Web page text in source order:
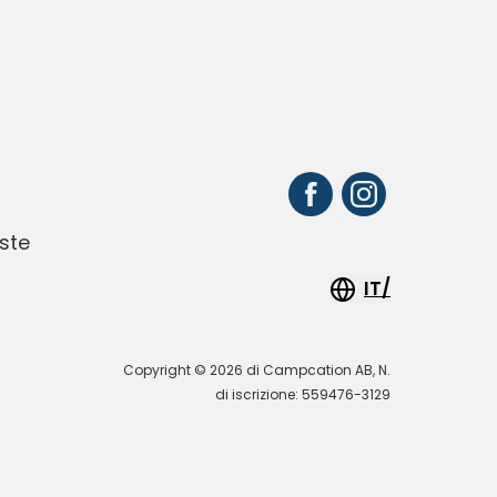
IT/
Copyright © 2026 di Campcation AB, N.
di iscrizione: 559476-3129